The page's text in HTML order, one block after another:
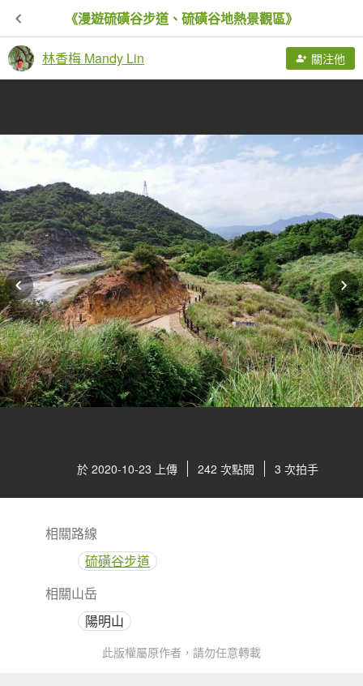
《漫遊硫磺谷步道、硫磺谷地熱景觀區》
林香梅 Mandy Lin 關注他
於 2020-10-23 上傳 242 次點閱 3 次拍手
相關路線
硫磺谷步道
相關山岳
陽明山
此版權屬原作者，請勿任意轉載